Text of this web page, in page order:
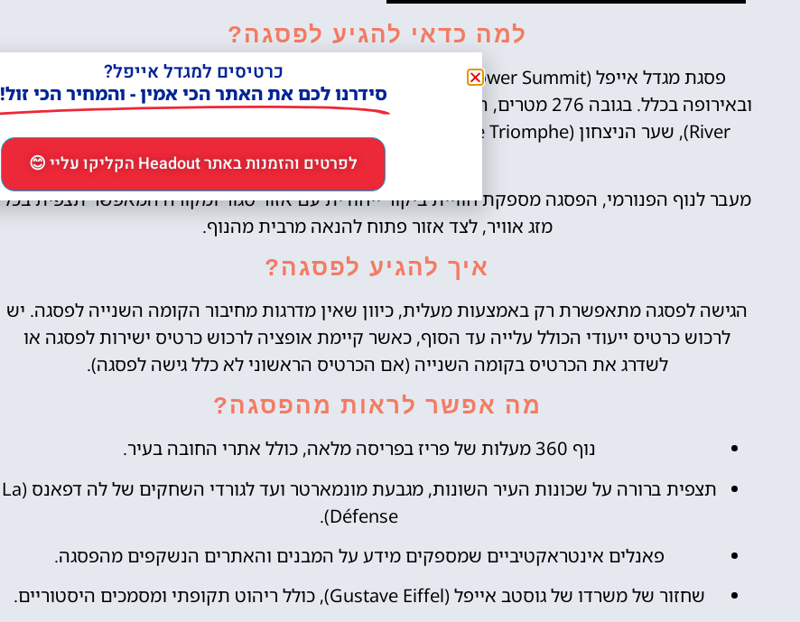
למה כדאי להגיע לפסגה?
פסגת מגדל אייפל (Eiffel Tower Summit) היא אחת מנקודות התצפית המרשימות ביותר בפריז
ובאירופה בכלל. בגובה 276 מטרים, היא מספקת נוף עוצר נשימה של העיר כולה, כולל נהר הסן (Seine
River), שער הניצחון (Arc de Triomphe), קתדרלת נוטרדאם (Notre-Dame Cathedral) והלובר
מעבר לנוף הפנורמי, הפסגה מספקת חוויית ביקור ייחודית עם אזור סגור ומקורה המאפשר תצפית בכל
מזג אוויר, לצד אזור פתוח להנאה מרבית מהנוף.
איך להגיע לפסגה?
הגישה לפסגה מתאפשרת רק באמצעות מעלית, כיוון שאין מדרגות מחיבור הקומה השנייה לפסגה. יש
לרכוש כרטיס ייעודי הכולל עלייה עד הסוף, כאשר קיימת אופציה לרכוש כרטיס ישירות לפסגה או
לשדרג את הכרטיס בקומה השנייה (אם הכרטיס הראשוני לא כלל גישה לפסגה).
מה אפשר לראות מהפסגה?
נוף 360 מעלות של פריז בפריסה מלאה, כולל אתרי החובה בעיר.
תצפית ברורה על שכונות העיר השונות, מגבעת מונמארטר ועד לגורדי השחקים של לה דפאנס (La
Défense).
פאנלים אינטראקטיביים שמספקים מידע על המבנים והאתרים הנשקפים מהפסגה.
שחזור של משרדו של גוסטב אייפל (Gustave Eiffel), כולל ריהוט תקופתי ומסמכים היסטוריים.
כרטיסים למגדל אייפל?
סידרנו לכם את האתר הכי אמין - והמחיר הכי זול!
לפרטים והזמנות באתר Headout הקליקו עליי 😊